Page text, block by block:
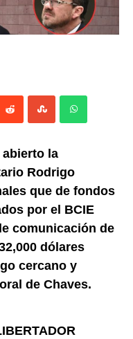
la
Rodrigo
que de fondos
por el BCIE
comunicación de
dólares
cercano y
de Chaves.